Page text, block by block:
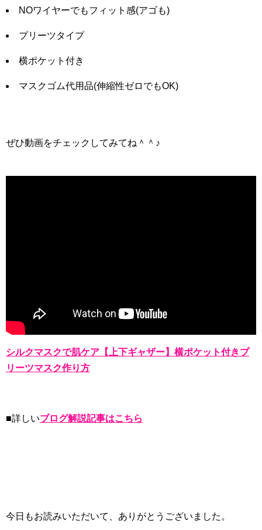
NOワイヤーでもフィット感(アゴも)
プリーツタイプ
横ポケット付き
マスクゴム代用品(伸縮性ゼロでもOK)
ぜひ動画をチェックしてみてね＾＾♪
シルクマスクで肌ケア【上下ギャザー】横ポケット付きプ
リーツマスク作り方
■詳しいブログ解説記事はこちら
今日もお読みいただいて、ありがとうございました。